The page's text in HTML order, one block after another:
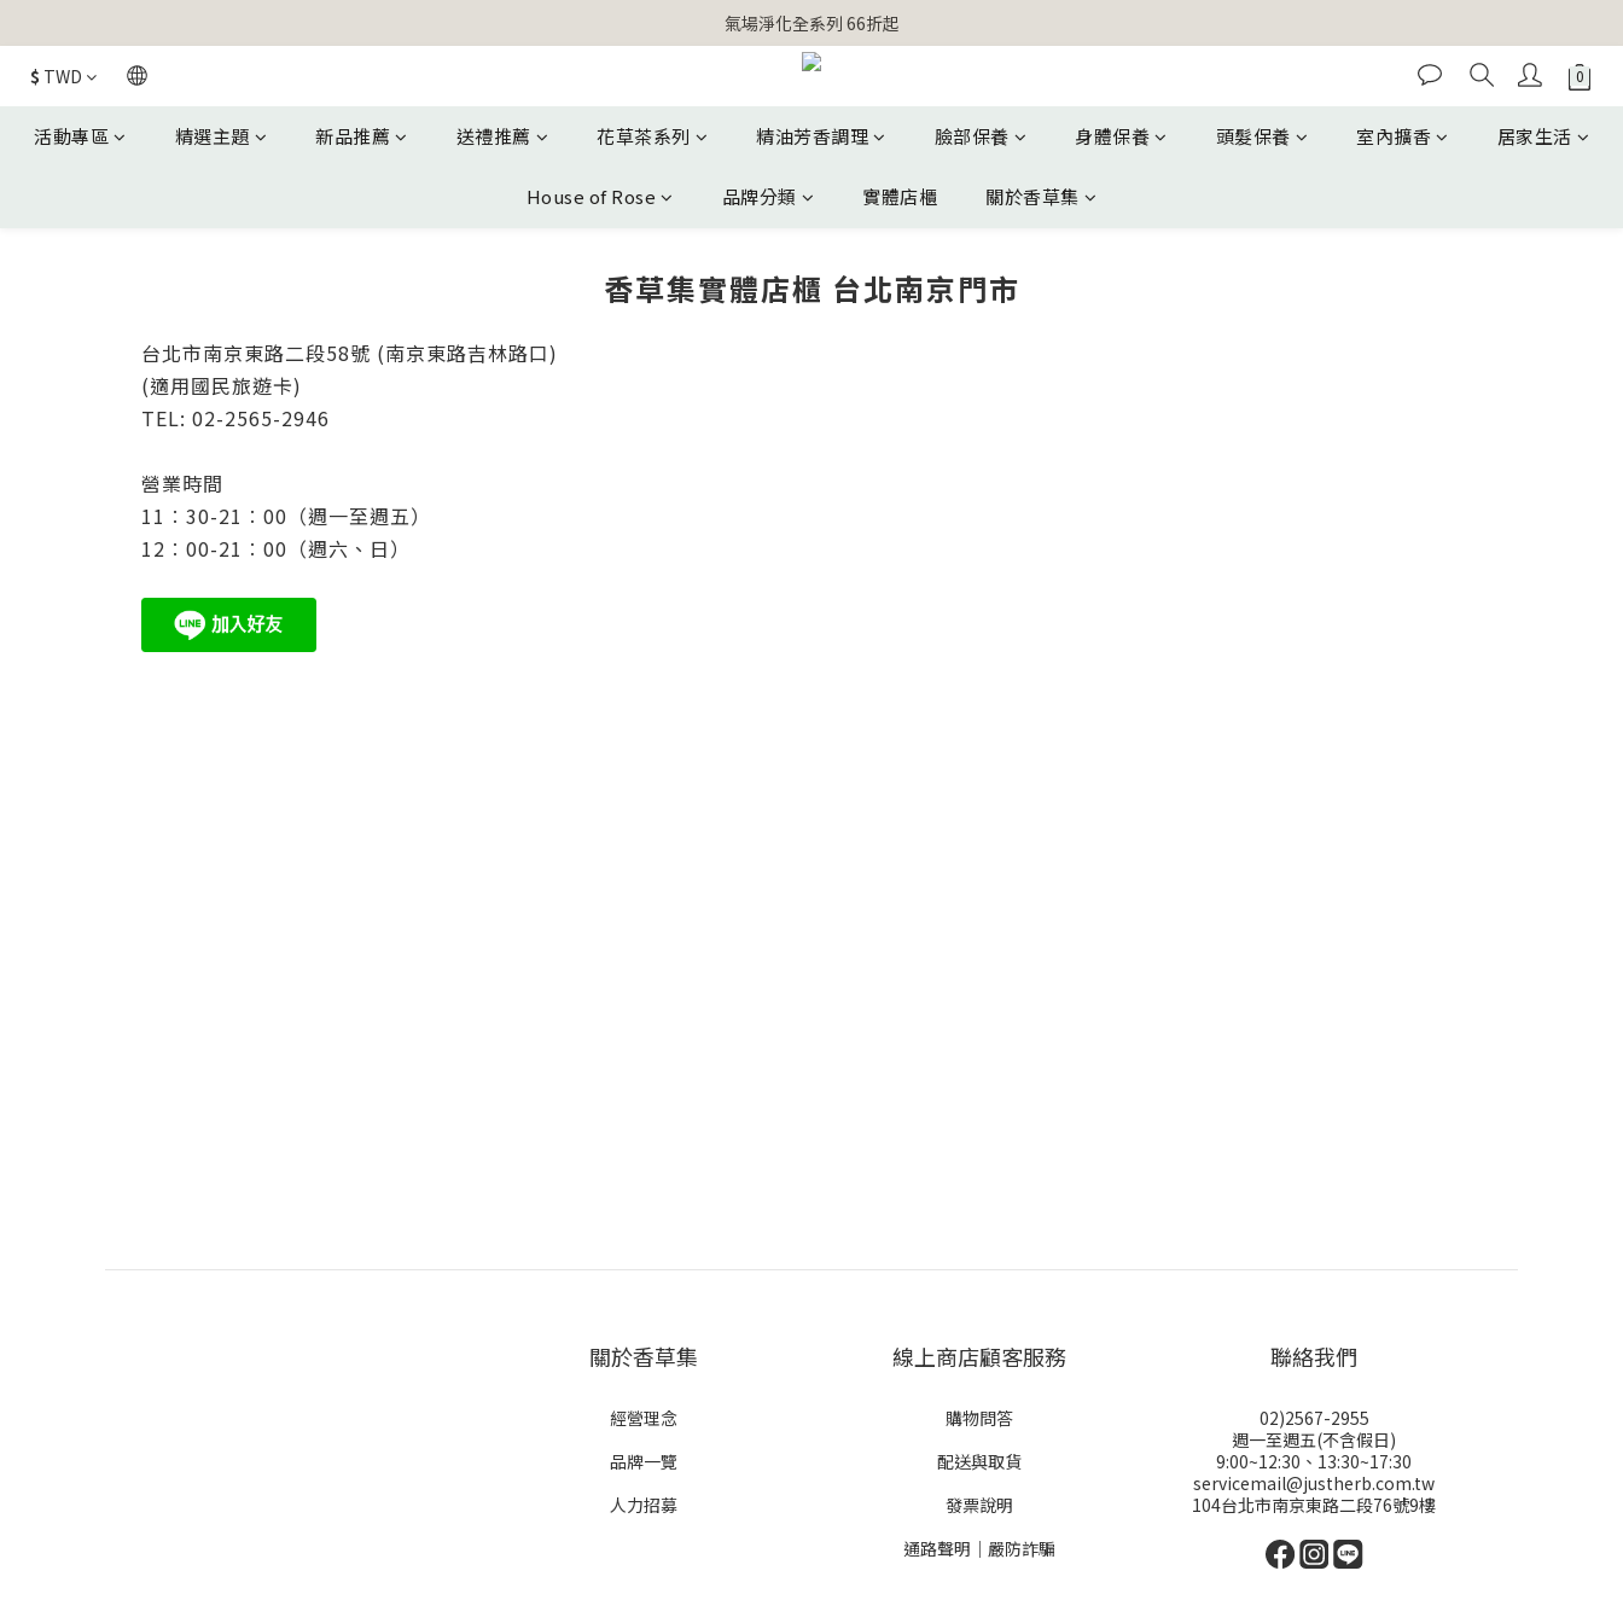
【官網獨家】首次消費 不限金額 即送 香遇熊超人行李吊牌
氣場淨化全系列 66折起
【官網獨家】首次消費 不限金額 即送 香遇熊超人行李吊牌
$ TWD
活動專區 精選主題 新品推薦 送禮推薦 花草茶系列 精油芳香調理 臉部保養 身體保養 頭髮保養 室內擴香 居家生活
House of Rose 品牌分類 實體店櫃 關於香草集
香草集實體店櫃 台北南京門市
台北市南京東路二段58號 (南京東路吉林路口)
(適用國民旅遊卡)
TEL: 02-2565-2946
營業時間
11︰30-21︰00（週一至週五）
12︰00-21︰00（週六、日）
關於香草集
經營理念
品牌一覽
人力招募
線上商店顧客服務
購物問答
配送與取貨
發票說明
通路聲明｜嚴防詐騙
聯絡我們
02)2567-2955
週一至週五(不含假日)
9:00~12:30、13:30~17:30
servicemail@justherb.com.tw
104台北市南京東路二段76號9樓